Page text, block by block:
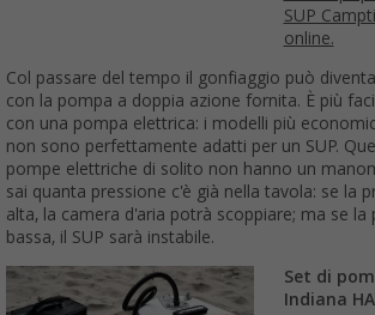
SUP
online.
Col passare del tempo il gonfiaggio può
con la pompa a doppia azione fornita. È più
con una pompa elettrica: i modelli più
non sono perfettamente adatti per un SUP.
pompe elettriche di solito non hanno un
sai quanta pressione c'è già nella tavola: se la
alta, la camera d'aria potrà scoppiare; ma se la
bassa, il SUP sarà instabile.
Set di
Indiana